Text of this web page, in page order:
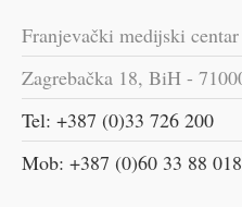
Franjevački medijski
Zagrebačka 18, BiH -
Tel: +387 (0)33 726 200
Mob: +387 (0)60 33 88 018